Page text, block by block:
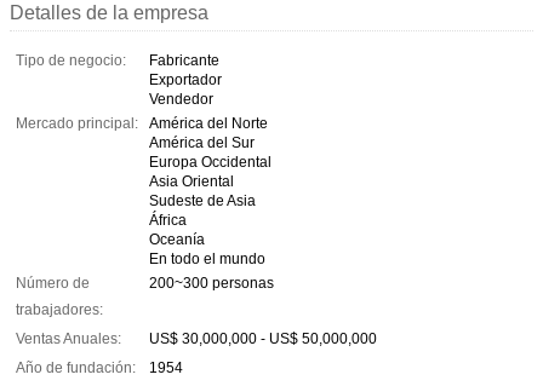
Detalles de la empresa
Tipo de negocio:
Fabricante
Exportador
Vendedor
Mercado principal:
América del Norte
América del Sur
Europa Occidental
Asia Oriental
Sudeste de Asia
África
Oceanía
En todo el mundo
Número de
trabajadores:
200~300 personas
Ventas Anuales:
US$ 30,000,000 - US$ 50,000,000
Año de fundación:
1954